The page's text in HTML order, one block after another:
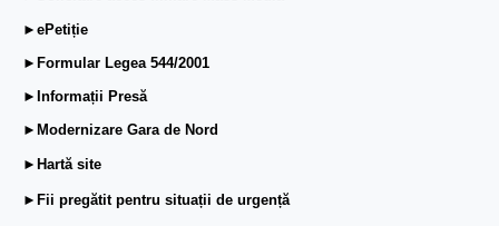
►ePetiție
►Formular Legea 544/2001
►Informații Presă
►Modernizare Gara de Nord
►Hartă site
►Fii pregătit pentru situații de urgență